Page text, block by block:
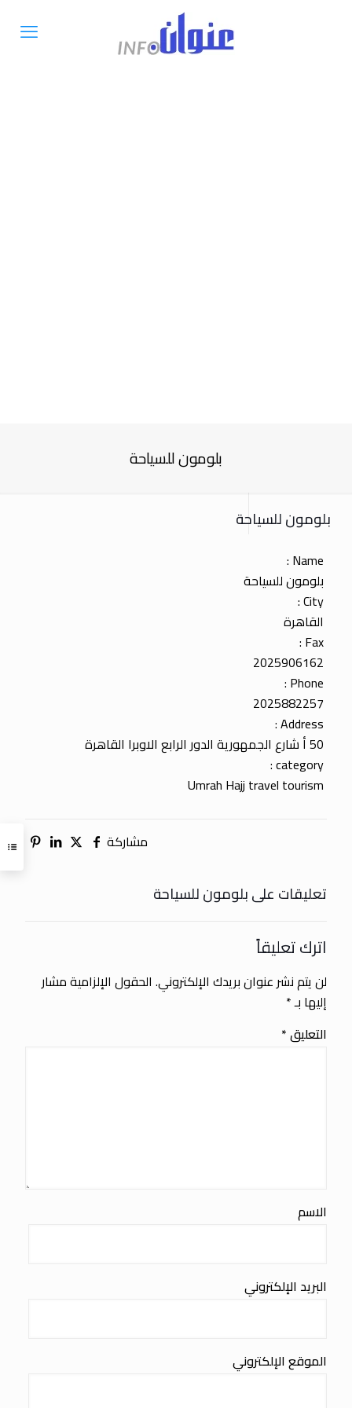
بلومون للسياحة
بلومون للسياحة
Name :
بلومون للسياحة
City :
القاهرة
Fax :
2025906162
Phone :
2025882257
Address :
50 أ شارع الجمهورية الدور الرابع الاوبرا القاهرة
category :
Umrah Hajj travel tourism
مشاركة
تعليقات على بلومون للسياحة
اترك تعليقاً
لن يتم نشر عنوان بريدك الإلكتروني. الحقول الإلزامية مشار
إليها بـ*
التعليق*
الاسم
البريد الإلكتروني
الموقع الإلكتروني